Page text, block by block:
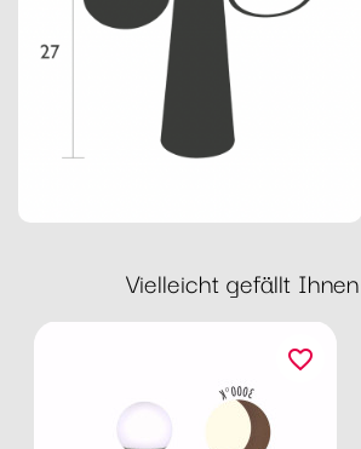
Vielleicht gefällt
favorite_border